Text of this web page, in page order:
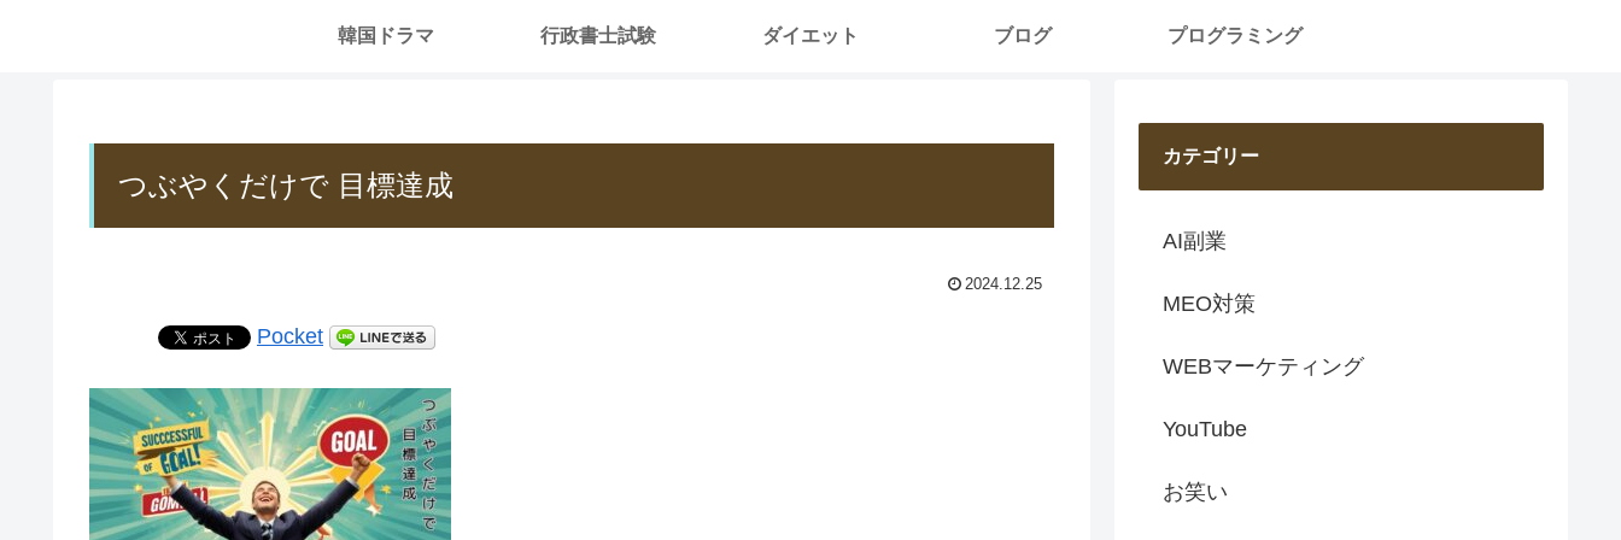
韓国ドラマ 行政書士試験 ダイエット ブログ プログラミング
つぶやくだけで 目標達成
2024.12.25
Pocket
カテゴリー
AI副業
MEO対策
WEBマーケティング
YouTube
お笑い